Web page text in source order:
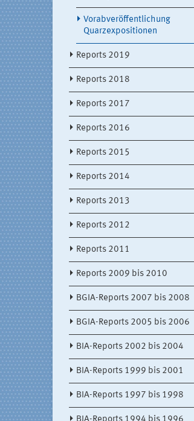
Vorabveröffentlichung
Quarzexpositionen
Reports 2019
Reports 2018
Reports 2017
Reports 2016
Reports 2015
Reports 2014
Reports 2013
Reports 2012
Reports 2011
Reports 2009 bis 2010
BGIA-Reports 2007 bis 2008
BGIA-Reports 2005 bis 2006
BIA-Reports 2002 bis 2004
BIA-Reports 1999 bis 2001
BIA-Reports 1997 bis 1998